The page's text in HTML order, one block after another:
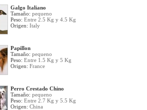
Galgo Italiano
Tamaño: pequeno
Peso: Entre 2.5 Kg y 4.5 Kg
Origen: Italy
Papillon
Tamaño: pequeno
Peso: Entre 1.5 Kg y 5 Kg
Origen: France
Perro Crestado Chino
Tamaño: pequeno
Peso: Entre 2.7 Kg y 5.5 Kg
Origen: China